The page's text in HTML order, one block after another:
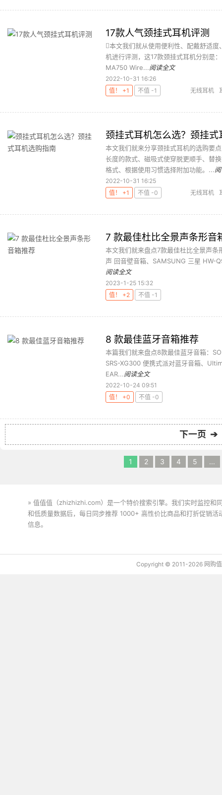
17款人气颈挂式耳机评测
本文我们就从使用便利性、配戴舒适
机进行评测，这17款颈挂式耳机分别是
MA750 Wire...阅读全文
2022-10-31 16:26
值！ +1
不值 -1 无线耳机
颈挂式耳机怎么选？颈挂式
本文我们就来分享颈挂式耳机的选购要
长度的款式、磁吸式使穿脱更顺手、替
格式、根据使用习惯选择附加功能。...
2022-10-31 16:25
值！ +1
不值 -0 无线耳机
7 款最佳杜比全景声条形音
本文我们就来盘点7款最佳杜比全景声
声 回音壁音箱、SAMSUNG 三星 HW-
阅读全文
2023-1-25 15:32
值！ +2
不值 -1
8 款最佳蓝牙音箱推荐
本篇我们就来盘点8款最佳蓝牙音箱：
SRS-XG300 便携式派对蓝牙音箱、
EAR...阅读全文
2022-10-24 09:51
值！ +0
不值 -0
下一页 ➔
1 2 3 4 5 ...
» 值值值（zhizhizhi.com）是一个特价搜索引擎。我们实时监控和
和低质量数据后，每日同步推荐 1000+ 高性价比商品和打折促销
信息。
Copyright © 2011-2026 网购